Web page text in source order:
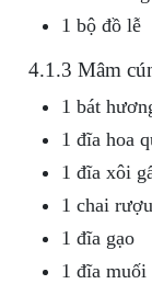
1 bộ đồ lễ
4.1.3 Mâm
1 bát
1 đĩa hoa
1 đĩa xôi
1 chai
1 đĩa gạo
1 đĩa muối